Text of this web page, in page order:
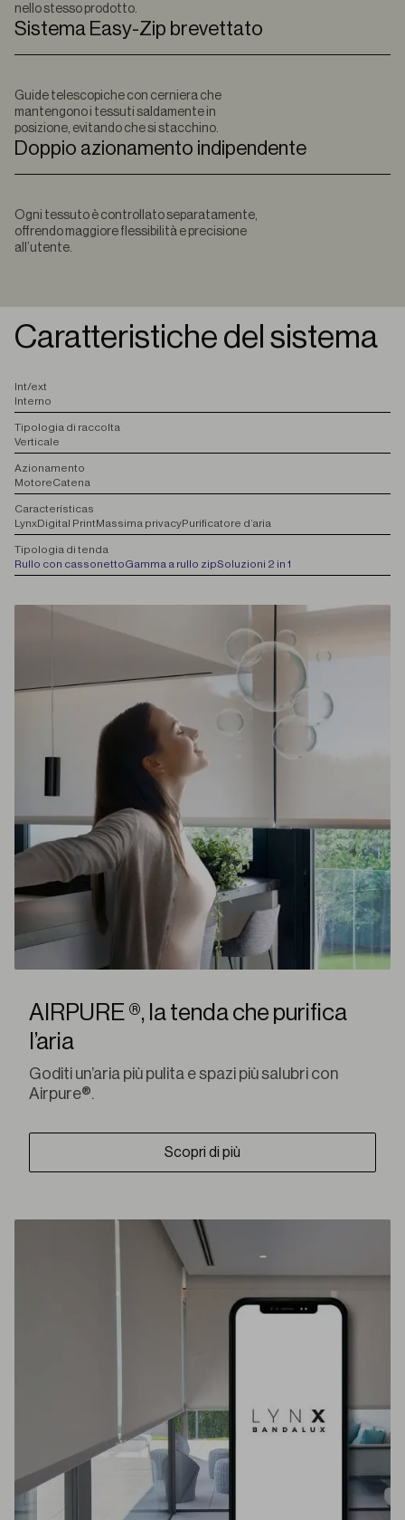
nello stesso prodotto.
Sistema Easy-Zip brevettato
Guide telescopiche con cerniera che
mantengono i tessuti saldamente in
posizione, evitando che si stacchino.
Doppio azionamento indipendente
Ogni tessuto è controllato separatamente,
offrendo maggiore flessibilità e precisione
all’utente.
Caratteristiche del sistema
Int/ext
Interno
Tipologia di raccolta
Verticale
Azionamento
MotoreCatena
Características
LynxDigital PrintMassima privacyPurificatore d’aria
Tipologia di tenda
Rullo con cassonettoGamma a rullo zipSoluzioni 2 in 1
AIRPURE ®, la tenda che purifica
l’aria
Goditi un’aria più pulita e spazi più salubri con
Airpure®.
Scopri di più